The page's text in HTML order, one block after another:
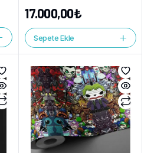
17.000,00₺
Sepete Ekle